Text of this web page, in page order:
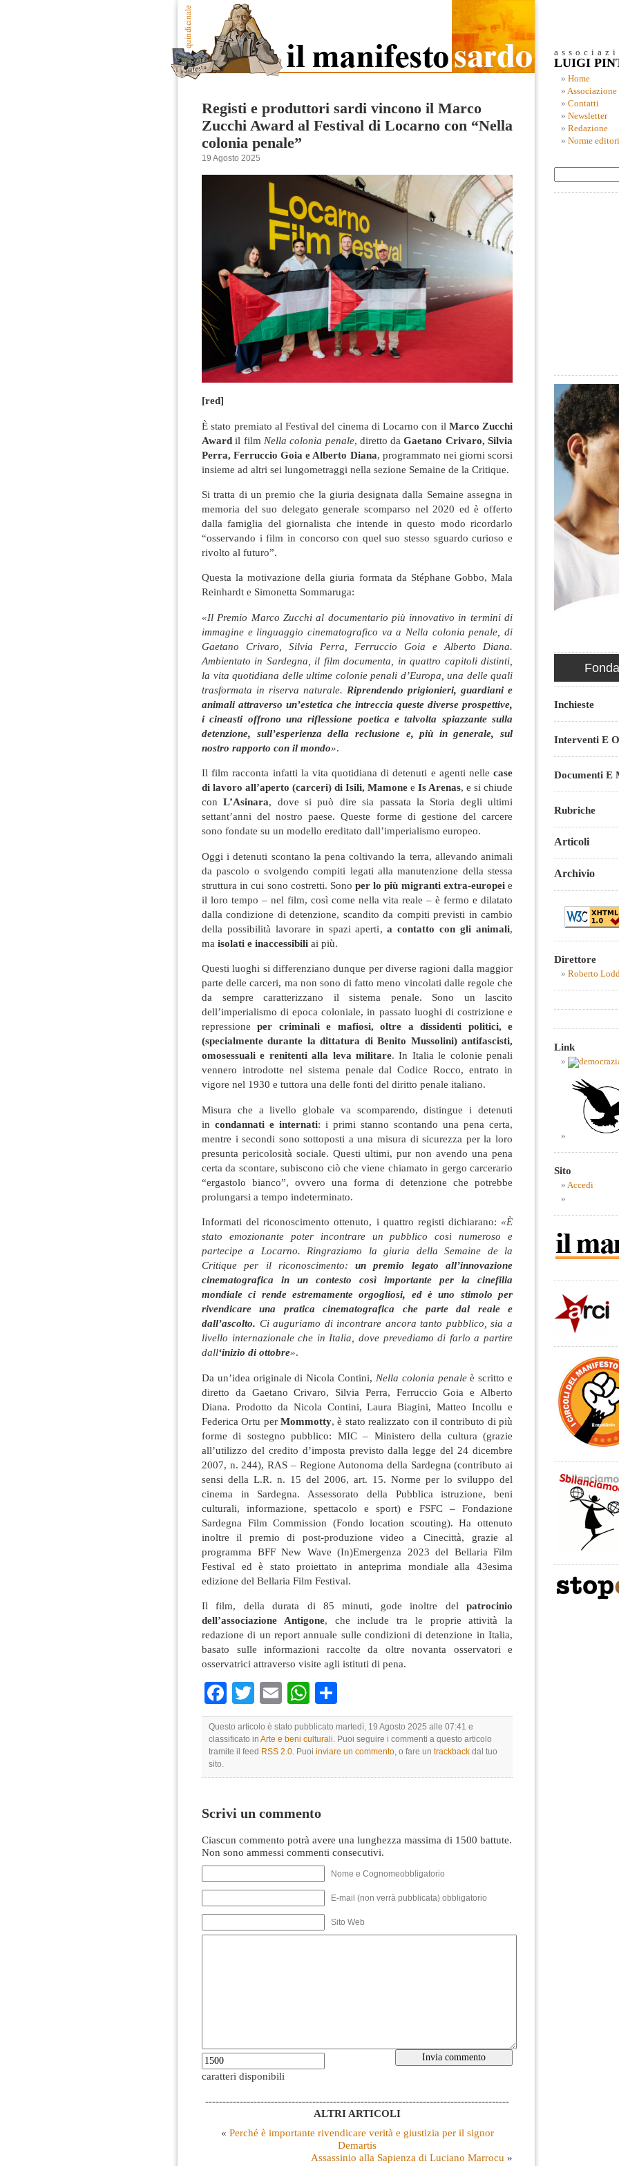
Registi e produttori sardi vincono il Marco
Zucchi Award al Festival di Locarno con “Nella
colonia penale”
19 Agosto 2025
[red]
È stato premiato al Festival del cinema di Locarno con il Marco Zucchi
Award il film Nella colonia penale, diretto daGaetano Crivaro, Silvia
Perra, Ferruccio Goia e Alberto Diana, programmato nei giorni scorsi
insieme ad altri sei lungometraggi nella sezione Semaine de la Critique.
Si tratta di un premio che la giuria designata dalla Semaine assegna in
memoria del suo delegato generale scomparso nel 2020 ed è offerto
dalla famiglia del giornalista che intende in questo modo ricordarlo
“osservando i film in concorso con quel suo stesso sguardo curioso e
rivolto al futuro”.
Questa la motivazione della giuria formata da Stéphane Gobbo, Mala
Reinhardt e Simonetta Sommaruga:
«Il Premio Marco Zucchi al documentario più innovativo in termini di
immagine e linguaggio cinematografico va a Nella colonia penale, di
Gaetano Crivaro, Silvia Perra, Ferruccio Goia e Alberto Diana.
Ambientato in Sardegna, il film documenta, in quattro capitoli distinti,
la vita quotidiana delle ultime colonie penali d’Europa, una delle quali
trasformata in riserva naturale. Riprendendo prigionieri, guardiani e
animali attraverso un’estetica che intreccia queste diverse prospettive,
i cineasti offrono una riflessione poetica e talvolta spiazzante sulla
detenzione, sull’esperienza della reclusione e, più in generale, sul
nostro rapporto con il mondo».
Il film racconta infatti la vita quotidiana di detenuti e agenti nelle case
di lavoro all’aperto (carceri) di Isili, Mamone e Is Arenas, e si chiude
con L’Asinara, dove si può dire sia passata la Storia degli ultimi
settant’anni del nostro paese. Queste forme di gestione del carcere
sono fondate su un modello ereditato dall’imperialismo europeo.
Oggi i detenuti scontano la pena coltivando la terra, allevando animali
da pascolo o svolgendo compiti legati alla manutenzione della stessa
struttura in cui sono costretti. Sonoper lo più migranti extra-europeie
il loro tempo – nel film, così come nella vita reale – è fermo e dilatato
dalla condizione di detenzione, scandito da compiti previsti in cambio
della possibilità lavorare in spazi aperti, a contatto con gli animali,
ma isolati e inaccessibili ai più.
Questi luoghi si differenziano dunque per diverse ragioni dalla maggior
parte delle carceri, ma non sono di fatto meno vincolati dalle regole che
da sempre caratterizzano il sistema penale. Sono un lascito
dell’imperialismo di epoca coloniale, in passato luoghi di costrizione e
repressione per criminali e mafiosi, oltre a dissidenti politici, e
(specialmente durante la dittatura di Benito Mussolini) antifascisti,
omosessuali e renitenti alla leva militare. In Italia le colonie penali
vennero introdotte nel sistema penale dal Codice Rocco, entrato in
vigore nel 1930 e tuttora una delle fonti del diritto penale italiano.
Misura che a livello globale va scomparendo, distingue i detenuti
in condannati e internati: i primi stanno scontando una pena certa,
mentre i secondi sono sottoposti a una misura di sicurezza per la loro
presunta pericolosità sociale. Questi ultimi, pur non avendo una pena
certa da scontare, subiscono ciò che viene chiamato in gergo carcerario
“ergastolo bianco”, ovvero una forma di detenzione che potrebbe
prolungarsi a tempo indeterminato.
Informati del riconoscimento ottenuto, i quattro registi dichiarano: «È
stato emozionante poter incontrare un pubblico così numeroso e
partecipe a Locarno. Ringraziamo la giuria della Semaine de la
Critique per il riconoscimento:un premio legato all’innovazione
cinematografica in un contesto così importante per la cinefilia
mondiale ci rende estremamente orgogliosi, ed è uno stimolo per
rivendicare una pratica cinematografica che parte dal reale e
dall’ascolto. Ci auguriamo di incontrare ancora tanto pubblico, sia a
livello internazionale che in Italia, dove prevediamo di farlo a partire
dall‘inizio di ottobre».
Da un’idea originale di Nicola Contini, Nella colonia penaleè scritto e
diretto da Gaetano Crivaro, Silvia Perra, Ferruccio Goia e Alberto
Diana. Prodotto da Nicola Contini, Laura Biagini, Matteo Incollu e
Federica Ortu perMommotty, è stato realizzato con il contributo di più
forme di sostegno pubblico: MIC – Ministero della cultura (grazie
all’utilizzo del credito d’imposta previsto dalla legge del 24 dicembre
2007, n. 244), RAS – Regione Autonoma della Sardegna (contributo ai
sensi della L.R. n. 15 del 2006, art. 15. Norme per lo sviluppo del
cinema in Sardegna. Assessorato della Pubblica istruzione, beni
culturali, informazione, spettacolo e sport) e FSFC – Fondazione
Sardegna Film Commission (Fondo location scouting). Ha ottenuto
inoltre il premio di post-produzione video a Cinecittà, grazie al
programma BFF New Wave (In)Emergenza 2023 del Bellaria Film
Festival ed è stato proiettato in anteprima mondiale alla 43esima
edizione del Bellaria Film Festival.
Il film, della durata di 85 minuti, gode inoltre del patrocinio
dell’associazione Antigone, che include tra le proprie attività la
redazione di un report annuale sulle condizioni di detenzione in Italia,
basato sulle informazioni raccolte da oltre novanta osservatori e
osservatrici attraverso visite agli istituti di pena.
Facebook
TwitterEmailWhatsApp
Questo articolo è stato pubblicato martedì, 19 Agosto 2025 alle 07:41 e
classificato in Arte e beni culturali. Puoi seguire i commenti a questo articolo
tramite il feed RSS 2.0. Puoi inviare un commento, o fare un trackback dal tuo
sito.
Scrivi un commento
Ciascun commento potrà avere una lunghezza massima di 1500 battute.
Non sono ammessi commenti consecutivi.
Nome e Cognomeobbligatorio
E-mail (non verrà pubblicata) obbligatorio
Sito Web
caratteri disponibili
----------------------------------------------------------------------------------------
ALTRI ARTICOLI
« Perché è importante rivendicare verità e giustizia per il signor
Demartis
Assassinio alla Sapienza di Luciano Marrocu »
LUIGI
Home
Associazione
Contatti
Newsletter
Redazione
Norme
Inchieste
Interventi E
Documenti E
Rubriche
Articoli
Archivio
Direttore
Roberto
Link
Sito
Accedi